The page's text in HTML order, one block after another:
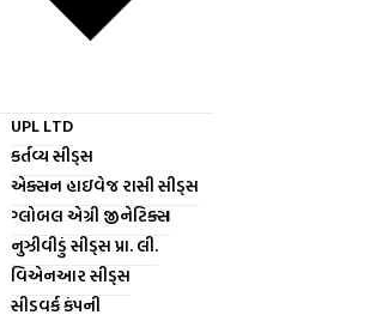
UPL LTD
કર્તવ્ય સીડ્સ
એક્સન હાઇવેજ રાસી સીડ્સ
ગ્લોબલ એગ્રી જીનેટિક્સ
નુઝીવીડું સીડ્સ પ્રા. લી.
વિએનઆર સીડ્સ
સીડવર્ક કંપની